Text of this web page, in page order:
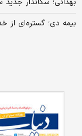
بهدانی؛ سکاندار
بیمه دی؛ گستره‌ای از